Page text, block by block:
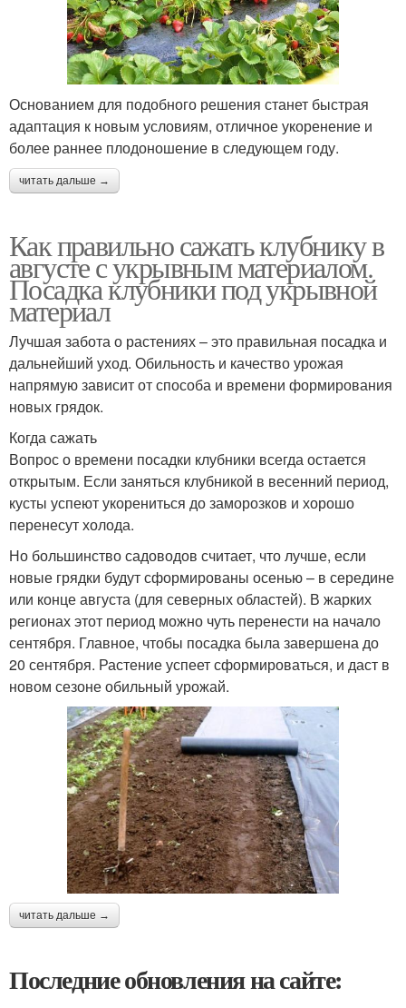
Основанием для подобного решения станет быстрая
адаптация к новым условиям, отличное укоренение и
более раннее плодоношение в следующем году.
читать дальше →
Как правильно сажать клубнику в
августе с укрывным материалом.
Посадка клубники под укрывной
материал
Лучшая забота о растениях – это правильная посадка и
дальнейший уход. Обильность и качество урожая
напрямую зависит от способа и времени формирования
новых грядок.
Когда сажать
Вопрос о времени посадки клубники всегда остается
открытым. Если заняться клубникой в весенний период,
кусты успеют укорениться до заморозков и хорошо
перенесут холода.
Но большинство садоводов считает, что лучше, если
новые грядки будут сформированы осенью – в середине
или конце августа (для северных областей). В жарких
регионах этот период можно чуть перенести на начало
сентября. Главное, чтобы посадка была завершена до
20 сентября. Растение успеет сформироваться, и даст в
новом сезоне обильный урожай.
читать дальше →
Последние обновления на сайте: